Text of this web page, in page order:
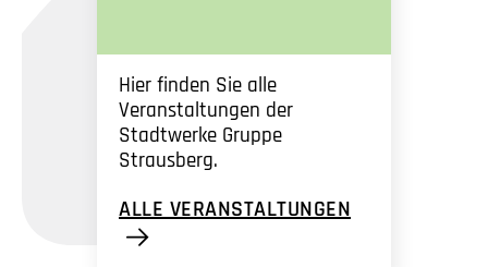
Hier finden Sie alle
Veranstaltungen der
Stadtwerke Gruppe
Strausberg.
ALLE VERANSTALTUNGEN